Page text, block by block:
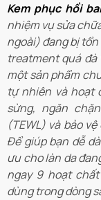
Kem phục hồi
nhiệm vụ sửa
ngoài) đang bị
treatment quá đà
một sản phẩm
tự nhiên và hoạt
sừng, ngăn
(TEWL) và bảo
Để giúp bạn dễ
ưu cho làn da
ngay 9 hoạt
dùng trong dòng